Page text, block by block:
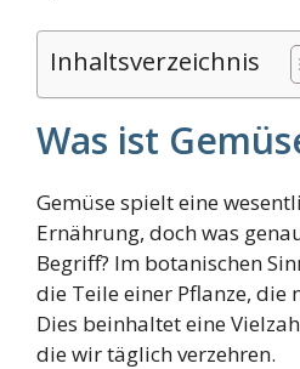
Inhaltsverzeichnis
Was ist
Gemüse spielt eine
Ernährung, doch was
Begriff? Im botanischen
die Teile einer Pflanze, die
Dies beinhaltet eine
die wir täglich verzehren.